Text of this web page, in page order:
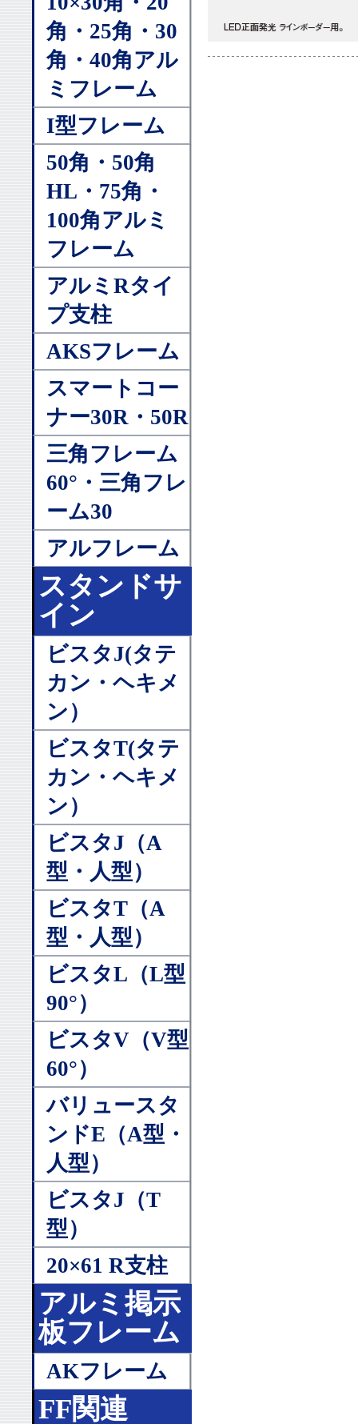
角・25角・30
角・40角アル
ミフレーム
I型フレーム
50角・50角
HL・75角・
100角アルミ
フレーム
アルミRタイ
プ支柱
AKSフレーム
スマートコー
ナー30R・50R
三角フレーム
60°・三角フレ
ーム30
アルフレーム
スタンドサ
イン
ビスタJ(タテ
カン・ヘキメ
ン）
ビスタT(タテ
カン・ヘキメ
ン）
ビスタJ（A
型・人型）
ビスタT（A
型・人型）
ビスタL（L型
90°）
ビスタV（V型
60°）
バリュースタ
ンドE（A型・
人型）
ビスタJ（T
型）
20×61 R支柱
アルミ掲示
板フレーム
AKフレーム
FF関連